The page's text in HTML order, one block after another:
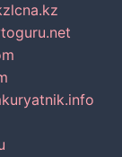
lcna.kz
kuryatnik.info